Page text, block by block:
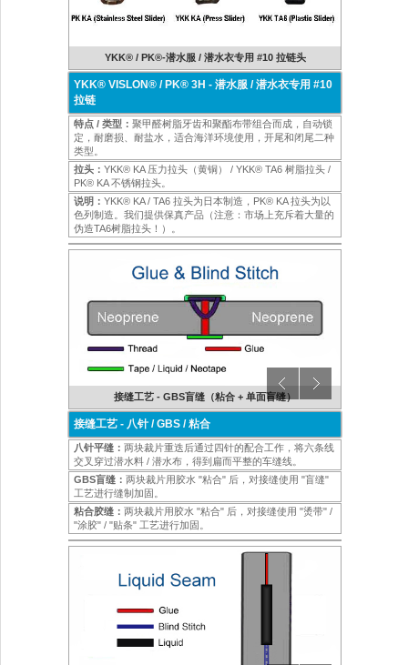
YKK® / PK®-潜水服 / 潜水衣专用 #10 拉链头
YKK® VISLON® / PK® 3H - 潜水服 / 潜水衣专用 #10
拉链
特点 / 类型： 聚甲醛树脂牙齿和聚酯布带组合而成，自动锁
定，耐磨损、耐盐水，适合海洋环境使用，开尾和闭尾二种
类型。
拉头： YKK® KA 压力拉头（黄铜） / YKK® TA6 树脂拉头 /
PK® KA 不锈钢拉头。
说明： YKK® KA / TA6 拉头为日本制造，PK® KA 拉头为以
色列制造。我们提供保真产品（注意：市场上充斥着大量的
伪造TA6树脂拉头！）。
接缝工艺 - GBS盲缝（粘合 + 单面盲缝）
接缝工艺 - 八针 / GBS / 粘合
八针平缝： 两块裁片重迭后通过四针的配合工作，将六条线
交叉穿过潜水料 / 潜水布，得到扁而平整的车缝线。
GBS盲缝： 两块裁片用胶水 "粘合" 后，对接缝使用 "盲缝"
工艺进行缝制加固。
粘合胶缝： 两块裁片用胶水 "粘合" 后，对接缝使用 "烫带" /
"涂胶" / "贴条" 工艺进行加固。